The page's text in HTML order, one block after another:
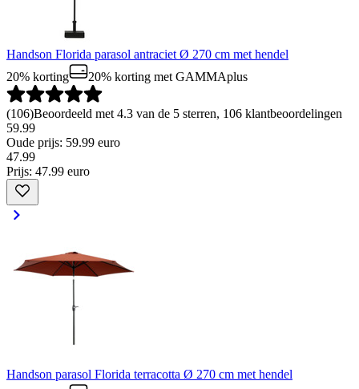
Handson Florida parasol antraciet Ø 270 cm met hendel
20% korting
20% korting met GAMMAplus
(106)Beoordeeld met 4.3 van de 5 sterren, 106 klantbeoordelingen
59.99
Oude prijs: 59.99 euro
47.99
Prijs: 47.99 euro
Handson parasol Florida terracotta Ø 270 cm met hendel